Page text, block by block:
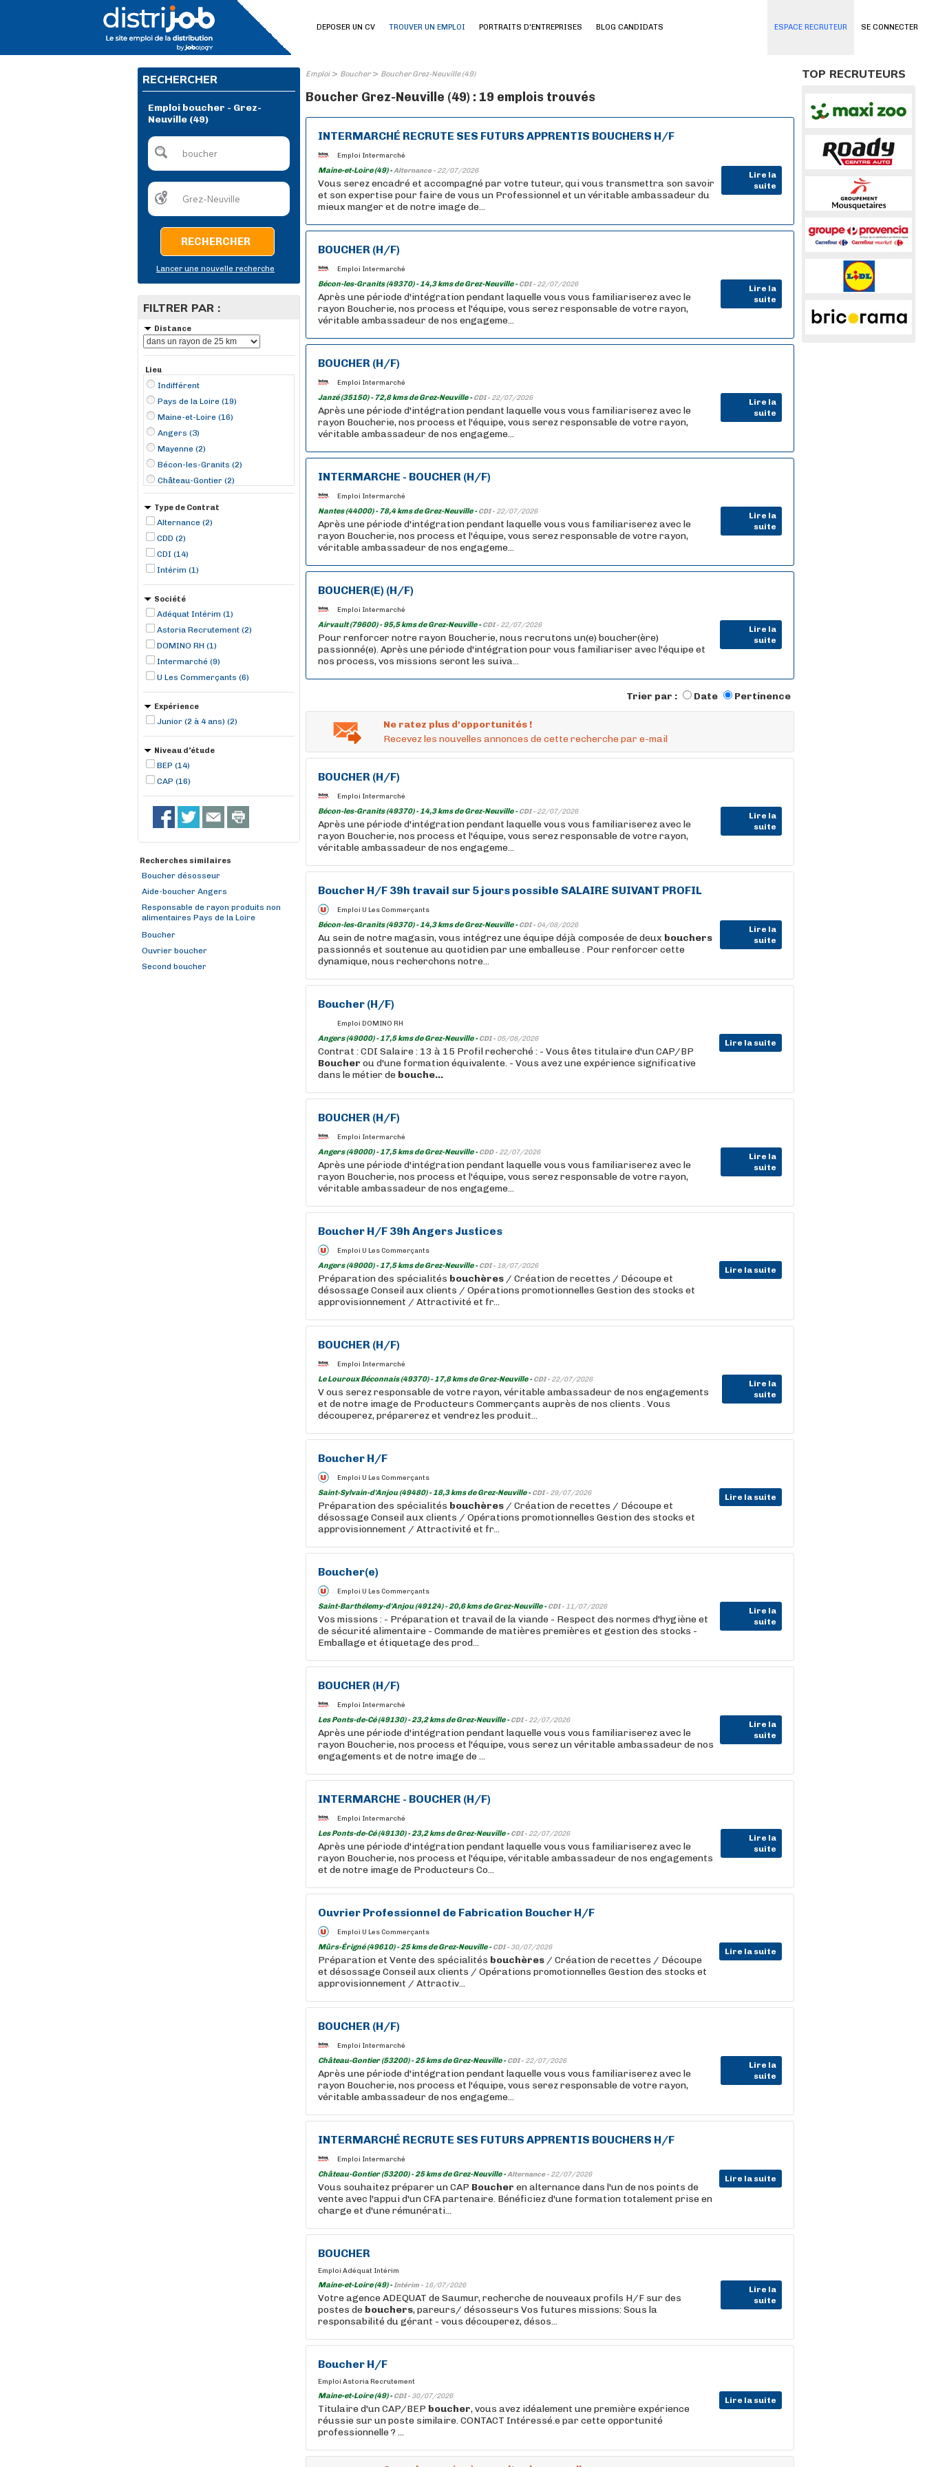
SE CONNECTER
DEPOSER UN CV TROUVER UN EMPLOI PORTRAITS D'ENTREPRISES BLOG CANDIDATS ESPACE RECRUTEUR
RECHERCHER
Emploi boucher - Grez-
Neuville (49)
RECHERCHER
Lancer une nouvelle recherche
FILTRER PAR :
Distance
Lieu
Indifférent
Pays de la Loire (19)
Maine-et-Loire (16)
Angers (3)
Mayenne (2)
Bécon-les-Granits (2)
Château-Gontier (2)
Les Ponts-de-Cé (2)
Le Louroux Béconnais (1)
Mûrs-Érigné (1)
Saint-Barthélemy-d'Anjou (1)
Saint-Sylvain-d'Anjou (1)
Type de Contrat
Alternance (2)
CDD (2)
CDI (14)
Intérim (1)
Société
Adéquat Intérim (1)
Astoria Recrutement (2)
DOMINO RH (1)
Intermarché (9)
U Les Commerçants (6)
Expérience
Junior (2 à 4 ans) (2)
Niveau d'étude
BEP (14)
CAP (16)
Recherches similaires
Boucher désosseur
Aide-boucher Angers
Responsable de rayon produits non
alimentaires Pays de la Loire
Boucher
Ouvrier boucher
Second boucher
Emploi> Boucher> Boucher Grez-Neuville (49)
Boucher Grez-Neuville (49) : 19 emplois trouvés
INTERMARCHÉ RECRUTE SES FUTURS APPRENTIS BOUCHERS H/F
Emploi Intermarché
Maine-et-Loire (49) -Alternance - 22/07/2026
Lire la
suite
Vous serez encadré et accompagné par votre tuteur, qui vous transmettra son savoir
et son expertise pour faire de vous un Professionnel et un véritable ambassadeur du
mieux manger et de notre image de...
BOUCHER (H/F)
Emploi Intermarché
Bécon-les-Granits (49370) - 14,3 kms de Grez-Neuville -CDI - 22/07/2026
Lire la
suite
Après une période d'intégration pendant laquelle vous vous familiariserez avec le
rayon Boucherie, nos process et l'équipe, vous serez responsable de votre rayon,
véritable ambassadeur de nos engageme...
BOUCHER (H/F)
Emploi Intermarché
Janzé (35150) - 72,8 kms de Grez-Neuville -CDI - 22/07/2026
Lire la
suite
Après une période d'intégration pendant laquelle vous vous familiariserez avec le
rayon Boucherie, nos process et l'équipe, vous serez responsable de votre rayon,
véritable ambassadeur de nos engageme...
INTERMARCHE - BOUCHER (H/F)
Emploi Intermarché
Nantes (44000) - 78,4 kms de Grez-Neuville -CDI - 22/07/2026
Lire la
suite
Après une période d'intégration pendant laquelle vous vous familiariserez avec le
rayon Boucherie, nos process et l'équipe, vous serez responsable de votre rayon,
véritable ambassadeur de nos engageme...
BOUCHER(E) (H/F)
Emploi Intermarché
Airvault (79600) - 95,5 kms de Grez-Neuville -CDI - 22/07/2026
Lire la
suite
Pour renforcer notre rayon Boucherie, nous recrutons un(e) boucher(ère)
passionné(e). Après une période d'intégration pour vous familiariser avec l'équipe et
nos process, vos missions seront les suiva...
Trier par : Date Pertinence
Ne ratez plus d'opportunités !
Recevez les nouvelles annonces de cette recherche par e-mail
BOUCHER (H/F)
Emploi Intermarché
Bécon-les-Granits (49370) - 14,3 kms de Grez-Neuville -CDI - 22/07/2026
Lire la
suite
Après une période d'intégration pendant laquelle vous vous familiariserez avec le
rayon Boucherie, nos process et l'équipe, vous serez responsable de votre rayon,
véritable ambassadeur de nos engageme...
Boucher H/F 39h travail sur 5 jours possible SALAIRE SUIVANT PROFIL
Emploi U Les Commerçants
Bécon-les-Granits (49370) - 14,3 kms de Grez-Neuville -CDI - 04/08/2026
Lire la
suite
Au sein de notre magasin, vous intégrez une équipe déjà composée de deux bouchers
passionnés et soutenue au quotidien par une emballeuse . Pour renforcer cette
dynamique, nous recherchons notre...
Boucher (H/F)
Emploi DOMINO RH
Angers (49000) - 17,5 kms de Grez-Neuville -CDI - 05/08/2026 Lire la suite
Contrat : CDI Salaire : 13 à 15 Profil recherché : - Vous êtes titulaire d'un CAP/BP
Boucher ou d'une formation équivalente. - Vous avez une expérience significative
dans le métier de bouche...
BOUCHER (H/F)
Emploi Intermarché
Angers (49000) - 17,5 kms de Grez-Neuville -CDD - 22/07/2026
Lire la
suite
Après une période d'intégration pendant laquelle vous vous familiariserez avec le
rayon Boucherie, nos process et l'équipe, vous serez responsable de votre rayon,
véritable ambassadeur de nos engageme...
Boucher H/F 39h Angers Justices
Emploi U Les Commerçants
Angers (49000) - 17,5 kms de Grez-Neuville -CDI - 18/07/2026 Lire la suite
Préparation des spécialités bouchères / Création de recettes / Découpe et
désossage Conseil aux clients / Opérations promotionnelles Gestion des stocks et
approvisionnement / Attractivité et fr...
BOUCHER (H/F)
Emploi Intermarché
Le Louroux Béconnais (49370) - 17,8 kms de Grez-Neuville -CDI - 22/07/2026
Lire la
suite
V ous serez responsable de votre rayon, véritable ambassadeur de nos engagements
et de notre image de Producteurs Commerçants auprès de nos clients . Vous
découperez, préparerez et vendrez les produit...
Boucher H/F
Emploi U Les Commerçants
Saint-Sylvain-d'Anjou (49480) - 18,3 kms de Grez-Neuville -CDI - 29/07/2026 Lire la suite
Préparation des spécialités bouchères / Création de recettes / Découpe et
désossage Conseil aux clients / Opérations promotionnelles Gestion des stocks et
approvisionnement / Attractivité et fr...
Boucher(e)
Emploi U Les Commerçants
Saint-Barthélemy-d'Anjou (49124) - 20,6 kms de Grez-Neuville -CDI - 11/07/2026
Lire la
suite
Vos missions : - Préparation et travail de la viande - Respect des normes d'hygiène et
de sécurité alimentaire - Commande de matières premières et gestion des stocks -
Emballage et étiquetage des prod...
BOUCHER (H/F)
Emploi Intermarché
Les Ponts-de-Cé (49130) - 23,2 kms de Grez-Neuville -CDI - 22/07/2026
Lire la
suite
Après une période d'intégration pendant laquelle vous vous familiariserez avec le
rayon Boucherie, nos process et l'équipe, vous serez un véritable ambassadeur de nos
engagements et de notre image de ...
INTERMARCHE - BOUCHER (H/F)
Emploi Intermarché
Les Ponts-de-Cé (49130) - 23,2 kms de Grez-Neuville -CDI - 22/07/2026
Lire la
suite
Après une période d'intégration pendant laquelle vous vous familiariserez avec le
rayon Boucherie, nos process et l'équipe, véritable ambassadeur de nos engagements
et de notre image de Producteurs Co...
Ouvrier Professionnel de Fabrication Boucher H/F
Emploi U Les Commerçants
Mûrs-Érigné (49610) - 25 kms de Grez-Neuville -CDI - 30/07/2026 Lire la suite
Préparation et Vente des spécialités bouchères / Création de recettes / Découpe
et désossage Conseil aux clients / Opérations promotionnelles Gestion des stocks et
approvisionnement / Attractiv...
BOUCHER (H/F)
Emploi Intermarché
Château-Gontier (53200) - 25 kms de Grez-Neuville -CDI - 22/07/2026
Lire la
suite
Après une période d'intégration pendant laquelle vous vous familiariserez avec le
rayon Boucherie, nos process et l'équipe, vous serez responsable de votre rayon,
véritable ambassadeur de nos engageme...
INTERMARCHÉ RECRUTE SES FUTURS APPRENTIS BOUCHERS H/F
Emploi Intermarché
Château-Gontier (53200) - 25 kms de Grez-Neuville -Alternance - 22/07/2026 Lire la suite
Vous souhaitez préparer un CAP Boucher en alternance dans l'un de nos points de
vente avec l'appui d'un CFA partenaire. Bénéficiez d'une formation totalement prise en
charge et d'une rémunérati...
BOUCHER
Emploi Adéquat Intérim
Maine-et-Loire (49) -Intérim - 16/07/2026
Lire la
suite
Votre agence ADEQUAT de Saumur, recherche de nouveaux profils H/F sur des
postes de bouchers, pareurs/ désosseurs Vos futures missions: Sous la
responsabilité du gérant - vous découperez, désos...
Boucher H/F
Emploi Astoria Recrutement
Maine-et-Loire (49) -CDI - 30/07/2026 Lire la suite
Titulaire d'un CAP/BEP boucher, vous avez idéalement une première expérience
réussie sur un poste similaire. CONTACT Intéressé.e par cette opportunité
professionnelle ? ...
TOP RECRUTEURS